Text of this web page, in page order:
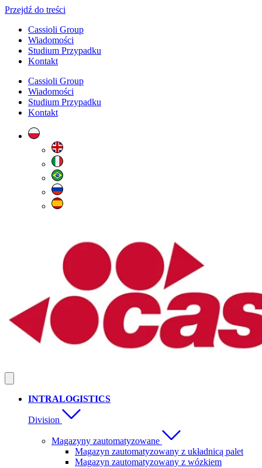
Przejdź do treści
Cassioli Group
Wiadomości
Studium Przypadku
Kontakt
Cassioli Group
Wiadomości
Studium Przypadku
Kontakt
INTRALOGISTICS
Division
Magazyny zautomatyzowane
Magazyn zautomatyzowany z układnicą palet
Magazyn zautomatyzowany z wózkiem